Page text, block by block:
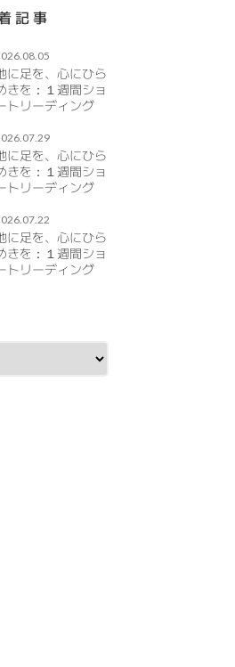
記事
に足を、心にひら
きを：１週間ショ
トリーディング
（mon）～
（sun）
に足を、心にひら
きを：１週間ショ
トリーディング
（mon）～
（sun）
に足を、心にひら
きを：１週間ショ
トリーディング